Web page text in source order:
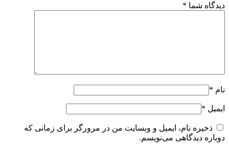
دیدگاه شما *
نام *
ایمیل *
ذخیره نام، ایمیل و وبسایت من در مرورگر برای زمانی که
دوباره دیدگاهی می‌نویسم.